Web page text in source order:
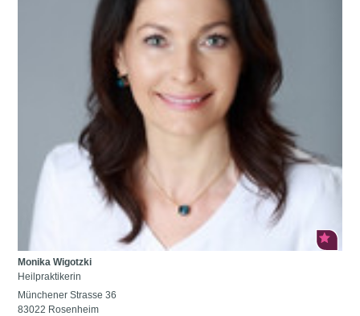
Monika Wigotzki
Heilpraktikerin
Münchener Strasse 36
83022 Rosenheim